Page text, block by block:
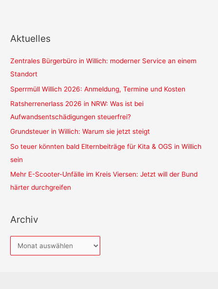
Aktuelles
Zentrales Bürgerbüro in Willich: moderner Service an einem
Standort
Sperrmüll Willich 2026: Anmeldung, Termine und Kosten
Ratsherrenerlass 2026 in NRW: Was ist bei
Aufwandsentschädigungen steuerfrei?
Grundsteuer in Willich: Warum sie jetzt steigt
So teuer könnten bald Elternbeiträge für Kita & OGS in Willich
sein
Mehr E-Scooter-Unfälle im Kreis Viersen: Jetzt will der Bund
härter durchgreifen
Archiv
r